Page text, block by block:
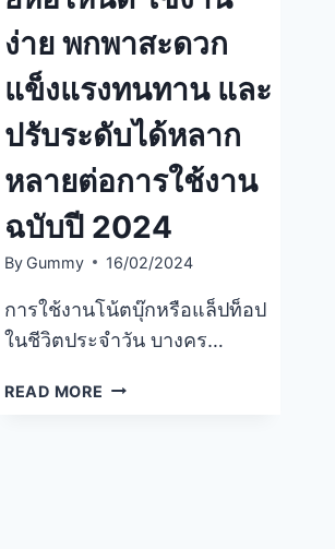
ง่าย พกพาสะดวก
แข็งแรงทนทาน และ
ปรับระดับได้หลาก
หลายต่อการใช้งาน
ฉบับปี 2024
By Gummy 16/02/2024
การใช้งานโน้ตบุ๊กหรือแล็ปท็อป
ในชีวิตประจำวัน บางคร…
READ MORE รีวิว